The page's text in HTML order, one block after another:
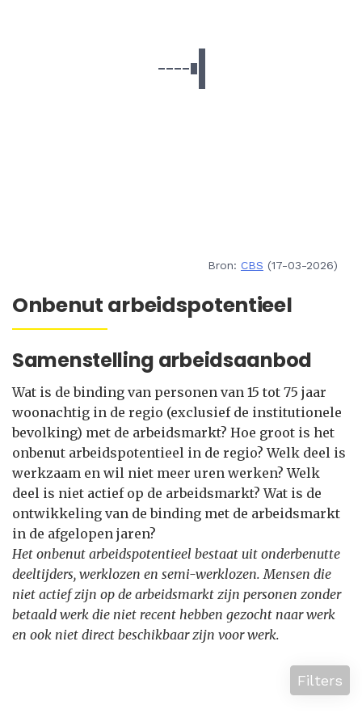
Bron: CBS (17-03-2026)
Onbenut arbeidspotentieel
Samenstelling arbeidsaanbod
Wat is de binding van personen van 15 tot 75 jaar
woonachtig in de regio (exclusief de institutionele
bevolking) met de arbeidsmarkt? Hoe groot is het
onbenut arbeidspotentieel in de regio? Welk deel is
werkzaam en wil niet meer uren werken? Welk
deel is niet actief op de arbeidsmarkt? Wat is de
ontwikkeling van de binding met de arbeidsmarkt
in de afgelopen jaren?
Het onbenut arbeidspotentieel bestaat uit onderbenutte
deeltijders, werklozen en semi-werklozen. Mensen die
niet actief zijn op de arbeidsmarkt zijn personen zonder
betaald werk die niet recent hebben gezocht naar werk
en ook niet direct beschikbaar zijn voor werk.
Filters